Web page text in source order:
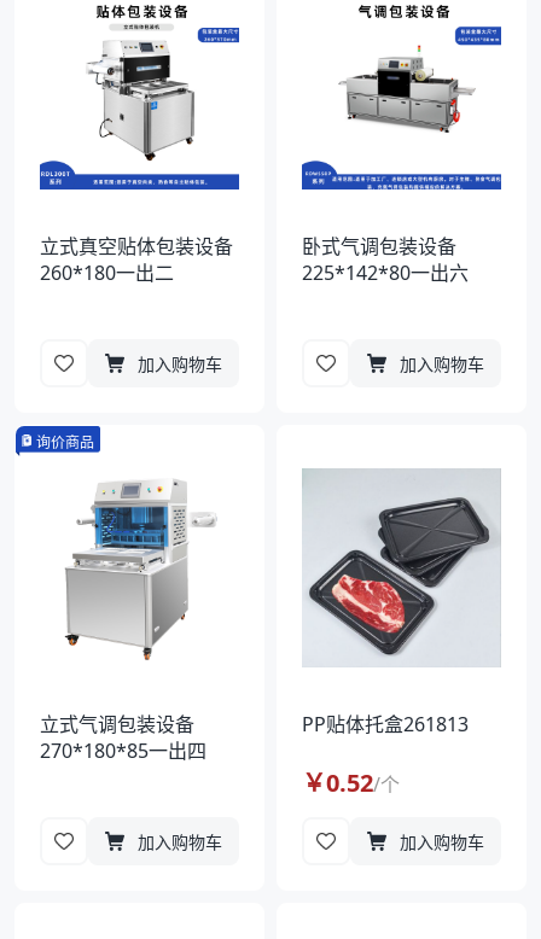
立式真空贴体包装设备
260*180一出二
加入购物车
卧式气调包装设备
225*142*80一出六
加入购物车
询价商品
立式气调包装设备
270*180*85一出四
加入购物车
PP贴体托盒261813
￥0.52/个
加入购物车